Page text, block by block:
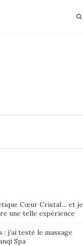
Cœur Cristal… et je
une telle expérience
j’ai testé le massage
Spa